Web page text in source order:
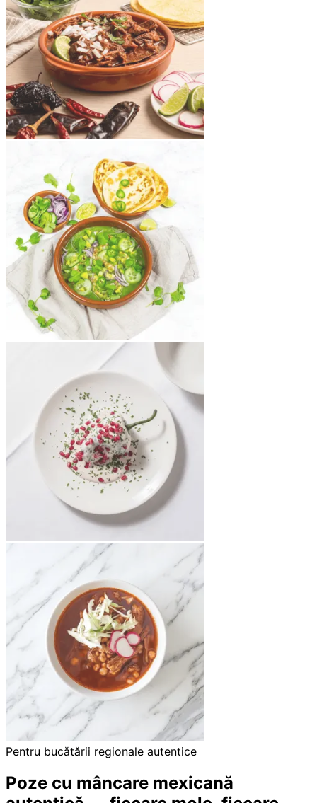
Pentru bucătării regionale autentice
Poze cu mâncare mexicană